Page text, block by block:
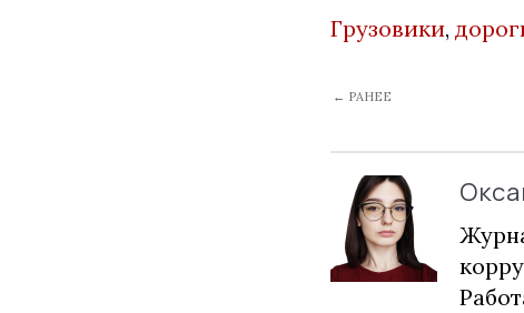
Грузовики,
← РАНЕЕ